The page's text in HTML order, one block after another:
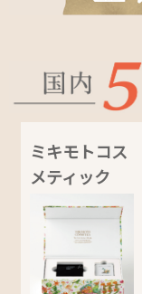
ミキモトコス
メティック